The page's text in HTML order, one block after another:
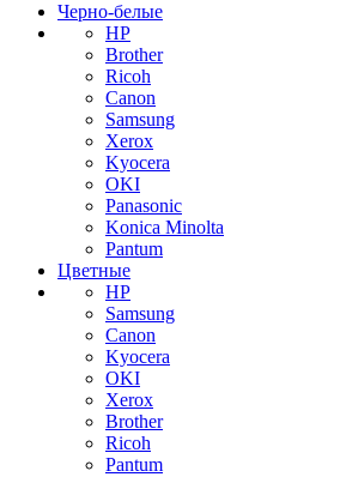
Черно-белые
HP
Brother
Ricoh
Canon
Samsung
Xerox
Kyocera
OKI
Panasonic
Konica Minolta
Pantum
Цветные
HP
Samsung
Canon
Kyocera
OKI
Xerox
Brother
Ricoh
Pantum